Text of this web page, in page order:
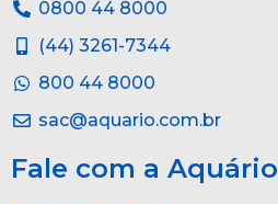
0800 44 8000
(44) 3261-7344
800 44 8000
sac@aquario.com.br
Fale com a Aquário